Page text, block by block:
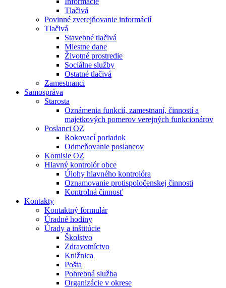
Tlačivá
Povinné zverejňovanie informácií
Tlačivá
Stavebné tlačivá
Miestne dane
Životné prostredie
Sociálne služby
Ostatné tlačivá
Zamestnanci
Samospráva
Starosta
Oznámenia funkcií, zamestnaní, činností a
majetkových pomerov verejných funkcionárov
Poslanci OZ
Rokovací poriadok
Odmeňovanie poslancov
Komisie OZ
Hlavný kontrolór obce
Úlohy hlavného kontrolóra
Oznamovanie protispoločenskej činnosti
Kontrolná činnosť
Kontakty
Kontaktný formulár
Úradné hodiny
Úrady a inštitúcie
Školstvo
Zdravotníctvo
Knižnica
Pošta
Pohrebná služba
Organizácie v okrese